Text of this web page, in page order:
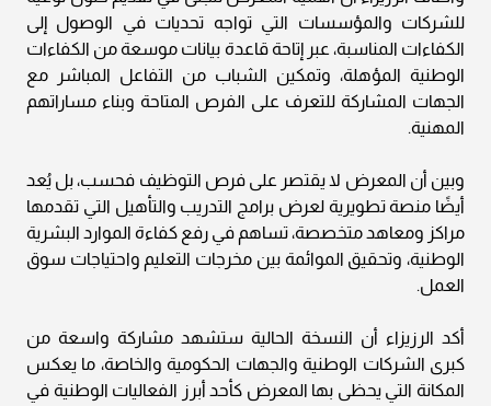
للشركات والمؤسسات التي تواجه تحديات في الوصول إلى
الكفاءات المناسبة، عبر إتاحة قاعدة بيانات موسعة من الكفاءات
الوطنية المؤهلة، وتمكين الشباب من التفاعل المباشر مع
الجهات المشاركة للتعرف على الفرص المتاحة وبناء مساراتهم
المهنية.
وبين أن المعرض لا يقتصر على فرص التوظيف فحسب، بل يُعد
أيضًا منصة تطويرية لعرض برامج التدريب والتأهيل التي تقدمها
مراكز ومعاهد متخصصة، تساهم في رفع كفاءة الموارد البشرية
الوطنية، وتحقيق الموائمة بين مخرجات التعليم واحتياجات سوق
العمل.
أكد الرزيزاء أن النسخة الحالية ستشهد مشاركة واسعة من
كبرى الشركات الوطنية والجهات الحكومية والخاصة، ما يعكس
المكانة التي يحظى بها المعرض كأحد أبرز الفعاليات الوطنية في